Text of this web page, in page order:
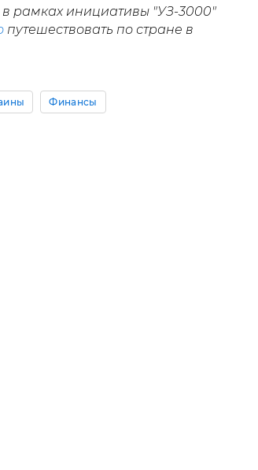
в рамках инициативы "УЗ-3000"
путешествовать по стране в
Финансы